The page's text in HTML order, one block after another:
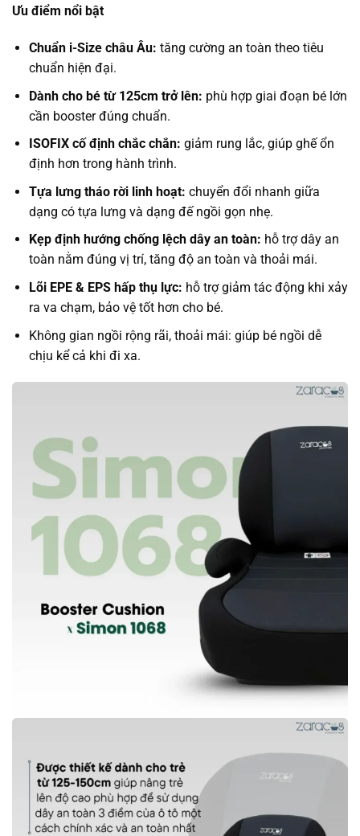
Ưu điểm nổi bật
Chuẩn i-Size châu Âu: tăng cường an toàn theo tiêu
chuẩn hiện đại.
Dành cho bé từ 125cm trở lên: phù hợp giai đoạn bé lớn
cần booster đúng chuẩn.
ISOFIX cố định chắc chắn: giảm rung lắc, giúp ghế ổn
định hơn trong hành trình.
Tựa lưng tháo rời linh hoạt: chuyển đổi nhanh giữa
dạng có tựa lưng và dạng đế ngồi gọn nhẹ.
Kẹp định hướng chống lệch dây an toàn: hỗ trợ dây an
toàn nằm đúng vị trí, tăng độ an toàn và thoải mái.
Lõi EPE & EPS hấp thụ lực: hỗ trợ giảm tác động khi xảy
ra va chạm, bảo vệ tốt hơn cho bé.
Không gian ngồi rộng rãi, thoải mái: giúp bé ngồi dễ
chịu kể cả khi đi xa.